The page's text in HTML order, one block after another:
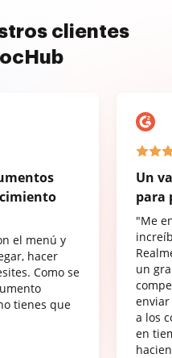
clientes
el menú y
hacer
Como se
tienes que
Un
para
"Me
un
a los
en